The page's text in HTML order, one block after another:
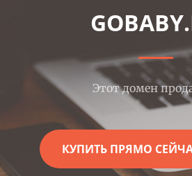
Этот домен
КУПИТЬ ПРЯМО